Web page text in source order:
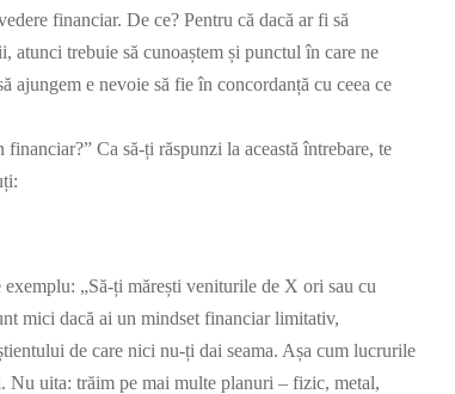
financiar. De ce? Pentru că dacă ar fi să
atunci trebuie să cunoaștem și punctul în care ne
ajungem e nevoie să fie în concordanță cu ceea ce
Ca să-ți răspunzi la această întrebare, te
„Să-ți mărești veniturile de X ori sau cu
mici dacă ai un mindset financiar limitativ,
de care nici nu-ți dai seama. Așa cum lucrurile
Nu uita: trăim pe mai multe planuri – fizic, metal,